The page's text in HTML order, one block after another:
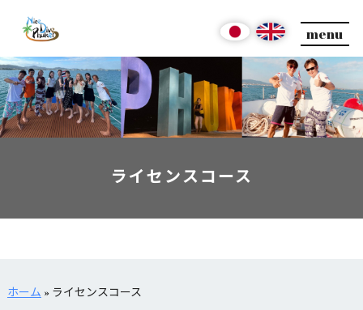
menu
ライセンスコース
ホーム » ライセンスコース